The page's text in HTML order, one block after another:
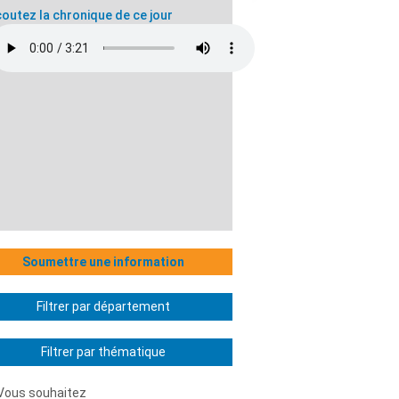
la chronique de ce jour
Soumettre une information
Filtrer par département
Filtrer par thématique
souhaitez